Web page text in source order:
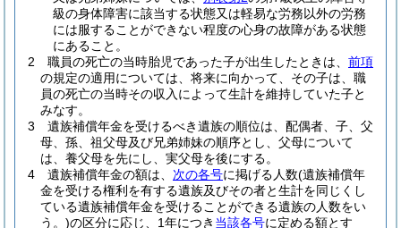
級の身体障害に該当する状態又は軽易な労務以外の労務
には服することができない程度の心身の故障がある状態
にあること。
2
職員の死亡の当時胎児であった子が出生したときは、 前項
の規定の適用については、将来に向かって、その子は、職
員の死亡の当時その収入によって生計を維持していた子と
みなす。
3
遺族補償年金を受けるべき遺族の順位は、配偶者、子、父
母、孫、祖父母及び兄弟姉妹の順序とし、父母について
は、養父母を先にし、実父母を後にする。
4
遺族補償年金の額は、 次の各号に掲げる人数(遺族補償年
金を受ける権利を有する遺族及びその者と生計を同じくし
ている遺族補償年金を受けることができる遺族の人数をい
う。)の区分に応じ、1年につき 当該各号に定める額とす